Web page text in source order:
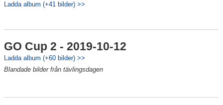
Ladda album (+41 bilder) >>
GO Cup 2 - 2019-10-12
Ladda album (+60 bilder) >>
Blandade bilder från tävlingsdagen